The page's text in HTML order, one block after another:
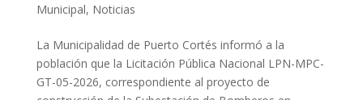
Municipal, Noticias
La Municipalidad de Puerto Cortés informó a la
población que la Licitación Pública Nacional LPN-MPC-
GT-05-2026, correspondiente al proyecto de